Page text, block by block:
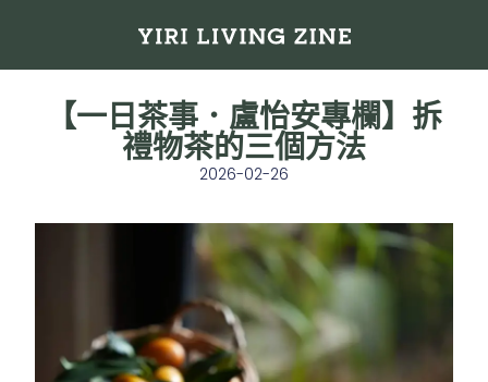
【一日茶事．盧怡安專欄】拆
禮物茶的三個方法
2026-02-26